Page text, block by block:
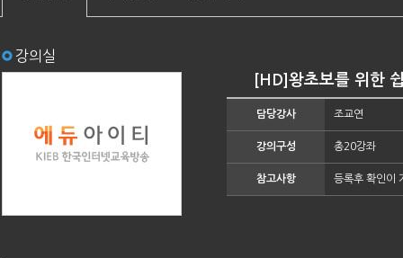
강의실
[HD]왕초보를 위한
담당강사 조교연
강의구성 총20강좌
참고사항 등록후 확인이